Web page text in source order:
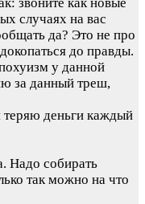
случаях на вас
да? Это не про
до правды.
у данной
за данный треш,
теряю деньги каждый
Надо собирать
так можно на что